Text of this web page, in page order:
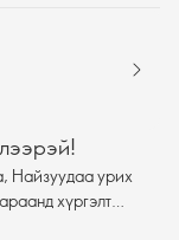
Найзуудаа урих
хүргэлт